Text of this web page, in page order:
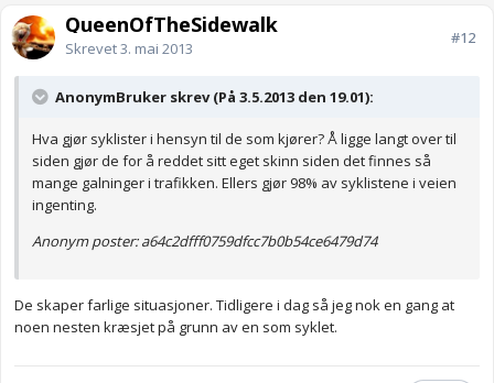
QueenOfTheSidewalk
Skrevet3. mai 2013
#12
AnonymBruker skrev (På 3.5.2013 den 19.01):
Hva gjør syklister i hensyn til de som kjører? Å ligge langt over til
siden gjør de for å reddet sitt eget skinn siden det finnes så
mange galninger i trafikken. Ellers gjør 98% av syklistene i veien
ingenting.
Anonym poster: a64c2dfff0759dfcc7b0b54ce6479d74
De skaper farlige situasjoner. Tidligere i dag så jeg nok en gang at
noen nesten kræsjet på grunn av en som syklet.